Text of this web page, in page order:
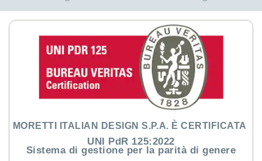
MORETTI ITALIAN DESIGN S.P.A. È CERTIFICATA
UNI PdR 125:2022
Sistema di gestione per la parità di genere